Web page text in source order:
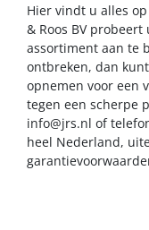
Hier vindt u alles
& Roos BV
assortiment aan te
ontbreken, dan
opnemen voor een
tegen een scherpe
info@jrs.nl of
heel Nederland,